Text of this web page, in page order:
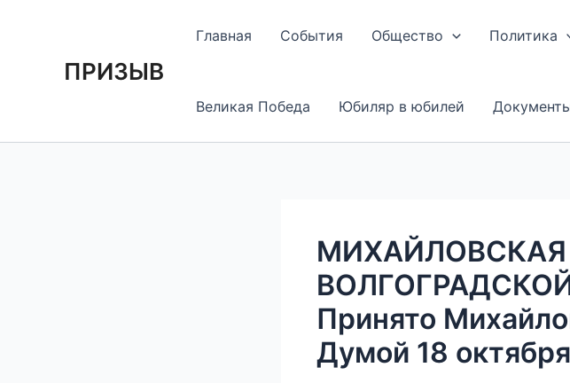
ПРИЗЫВ
Главная События Общество Политика
Великая Победа Юбиляр в юбилей
Принято
Думой 18
по